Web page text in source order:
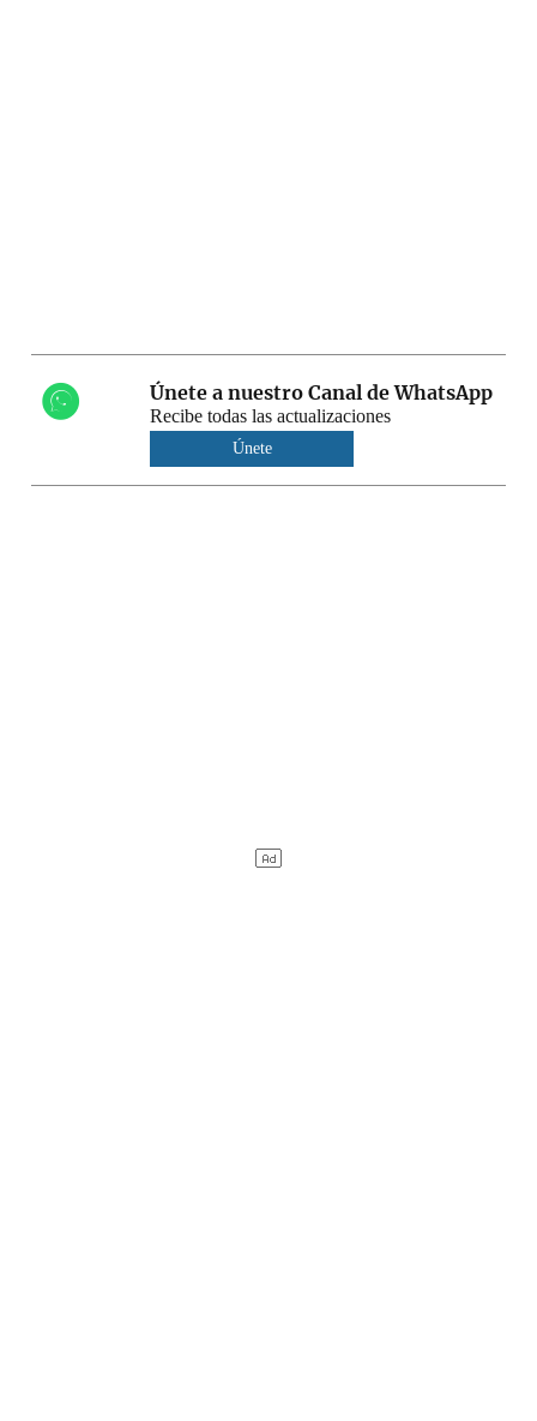
Únete a nuestro Canal de WhatsApp
Recibe todas las actualizaciones
Únete